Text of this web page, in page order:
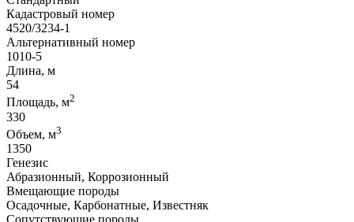
Кадастровый номер
4520/3234-1
Альтернативный номер
1010-5
Длина, м
54
Площадь, м2
330
Объем, м3
1350
Генезис
Абразионный, Коррозионный
Вмещающие породы
Осадочные, Карбонатные, Известняк
Сопутствующие породы